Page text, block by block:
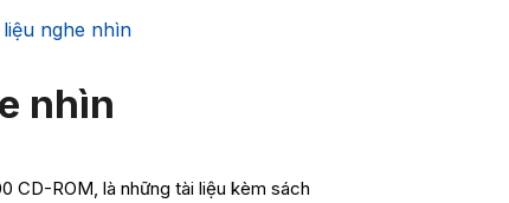
liệu nghe nhìn
nhìn
CD-ROM, là những tài liệu kèm sách